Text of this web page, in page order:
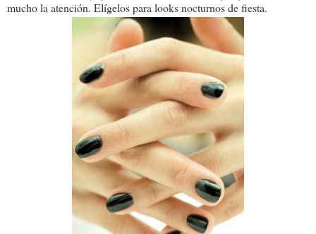
mucho la atención. Elígelos para looks nocturnos de fiesta.